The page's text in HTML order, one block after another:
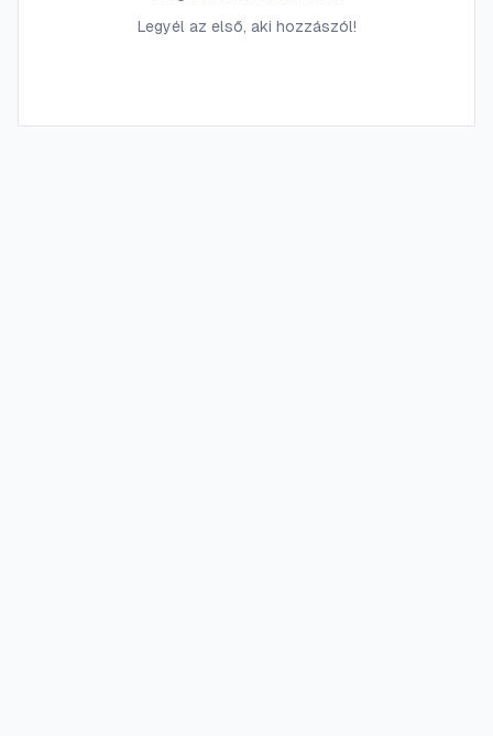
Legyél az első, aki hozzászól!